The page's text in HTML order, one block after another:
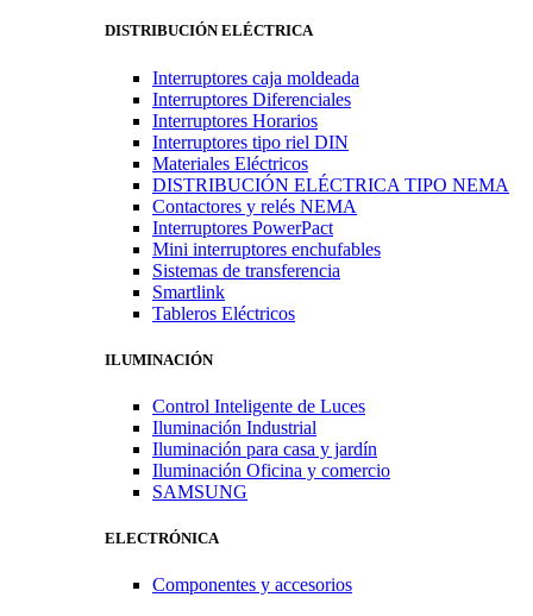
DISTRIBUCIÓN ELÉCTRICA
Interruptores caja moldeada
Interruptores Diferenciales
Interruptores Horarios
Interruptores tipo riel DIN
Materiales Eléctricos
DISTRIBUCIÓN ELÉCTRICA TIPO NEMA
Contactores y relés NEMA
Interruptores PowerPact
Mini interruptores enchufables
Sistemas de transferencia
Smartlink
Tableros Eléctricos
ILUMINACIÓN
Control Inteligente de Luces
Iluminación Industrial
Iluminación para casa y jardín
Iluminación Oficina y comercio
SAMSUNG
ELECTRÓNICA
Componentes y accesorios